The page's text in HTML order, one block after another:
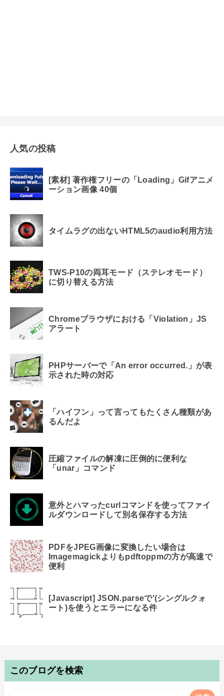
人気の投稿
[素材] 著作権フリーの「Loading」Gifアニメ
ーション画像 40個
タイムラグの出ないHTML5のaudio利用方法
TWS-P10の両耳モード（ステレオモード）
に切り替える方法
Chromeブラウザにおける「Violation」JS
アラート
PHPサーバーで「An error occurred.」が表
示された時の対応
「ハイフン」って言ってもたくさん種類があ
るんだよ
圧縮ファイルの解凍に圧倒的に便利な
「unar」コマンド
意外とハマったcurlコマンドを使ってファイ
ルダウンロードして別名保存する方法
PDFをJPEG画像に変換したい場合は
Imagemagickよりもpdftoppmの方が高速で
便利
[Javascript] JSON.parseで'(シングルクォ
ート)を使うとエラーになる件
このブログを検索